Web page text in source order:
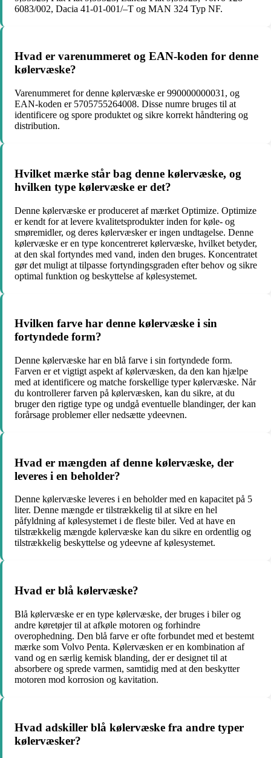
6083/002, Dacia 41-01-001/–T og MAN 324 Typ NF.
Hvad er varenummeret og EAN-koden for denne
kølervæske?
Varenummeret for denne kølervæske er 990000000031, og
EAN-koden er 5705755264008. Disse numre bruges til at
identificere og spore produktet og sikre korrekt håndtering og
distribution.
Hvilket mærke står bag denne kølervæske, og
hvilken type kølervæske er det?
Denne kølervæske er produceret af mærket Optimize. Optimize
er kendt for at levere kvalitetsprodukter inden for køle- og
smøremidler, og deres kølervæsker er ingen undtagelse. Denne
kølervæske er en type koncentreret kølervæske, hvilket betyder,
at den skal fortyndes med vand, inden den bruges. Koncentratet
gør det muligt at tilpasse fortyndingsgraden efter behov og sikre
optimal funktion og beskyttelse af kølesystemet.
Hvilken farve har denne kølervæske i sin
fortyndede form?
Denne kølervæske har en blå farve i sin fortyndede form.
Farven er et vigtigt aspekt af kølervæsken, da den kan hjælpe
med at identificere og matche forskellige typer kølervæske. Når
du kontrollerer farven på kølervæsken, kan du sikre, at du
bruger den rigtige type og undgå eventuelle blandinger, der kan
forårsage problemer eller nedsætte ydeevnen.
Hvad er mængden af denne kølervæske, der
leveres i en beholder?
Denne kølervæske leveres i en beholder med en kapacitet på 5
liter. Denne mængde er tilstrækkelig til at sikre en hel
påfyldning af kølesystemet i de fleste biler. Ved at have en
tilstrækkelig mængde kølervæske kan du sikre en ordentlig og
tilstrækkelig beskyttelse og ydeevne af kølesystemet.
Hvad er blå kølervæske?
Blå kølervæske er en type kølervæske, der bruges i biler og
andre køretøjer til at afkøle motoren og forhindre
overophedning. Den blå farve er ofte forbundet med et bestemt
mærke som Volvo Penta. Kølervæsken er en kombination af
vand og en særlig kemisk blanding, der er designet til at
absorbere og sprede varmen, samtidig med at den beskytter
motoren mod korrosion og kavitation.
Hvad adskiller blå kølervæske fra andre typer
kølervæsker?